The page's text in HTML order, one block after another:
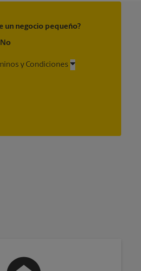
un negocio pequeño?
No
y Condiciones
electrónicos de The UPS Store
promociones y mensajes
darse de baja en cualquier
consulte nuestra política de
The UPS Store en su ciudad.